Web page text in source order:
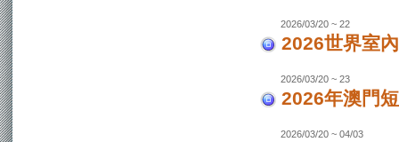
2026/03/20 ~ 22
2026世界室
2026/03/20 ~ 23
2026年澳門
2026/03/20 ~ 04/03